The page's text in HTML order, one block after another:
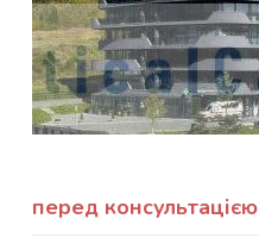
перед консультацією